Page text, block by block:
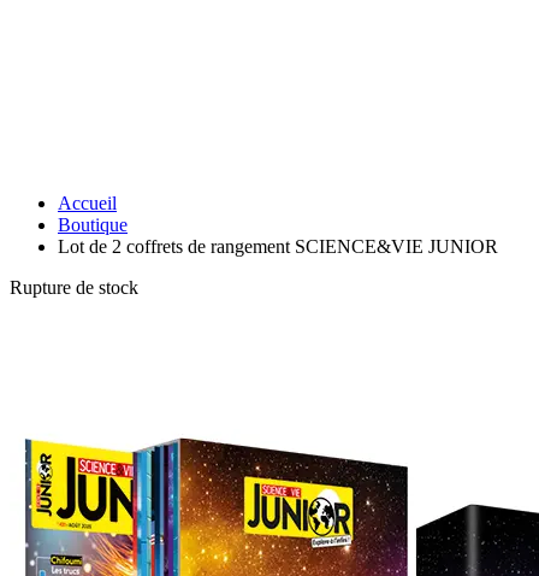
Accueil
Boutique
Lot de 2 coffrets de rangement SCIENCE&VIE JUNIOR
Rupture de stock